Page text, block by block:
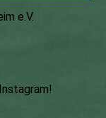
e.V.
!